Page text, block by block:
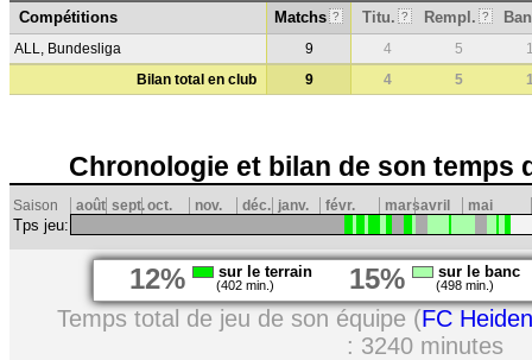
Compétitions Matchs ? Titu. ? Rempl. ?
ALL, Bundesliga 9 4 5
Bilan total en club
9 4 5
Chronologie et bilan de son temps
Saison août sept.oct. nov. déc. janv. févr. marsavril mai
Tps jeu:
12% sur le terrain
(402 min.) 15% sur le banc
(498 min.)
Temps total de jeu de son équipe (FC
: 3240 minutes